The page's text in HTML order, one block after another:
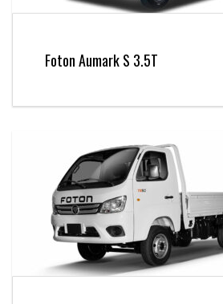
Foton Aumark S 3.5T